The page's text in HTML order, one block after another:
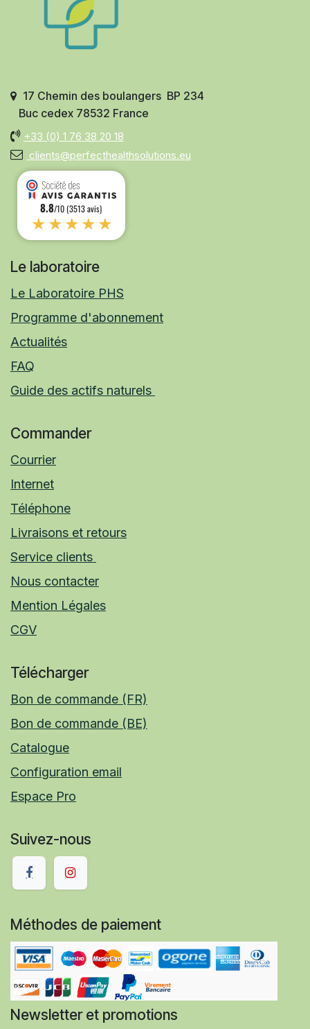
17 Chemin des boulangers BP 234
Buc cedex 78532 France
+33 (0) 1 76 38 20 18
clients@perfecthealthsolutions.eu
8.8/10 (3513 avis)
★★★★★
Le laboratoire
Le Laboratoire PHS
Programme d'abonnement
Actualités
FAQ
Guide des actifs naturels
Commander
Courrier
Internet
Téléphone
Livraisons et retours
Service clients
Nous contacter
Mention Légales
CGV
Télécharger
Bon de commande (FR)
Bon de commande (BE)
Catalogue
Configuration email
Espace Pro
Suivez-nous
Méthodes de paiement
Newsletter et promotions